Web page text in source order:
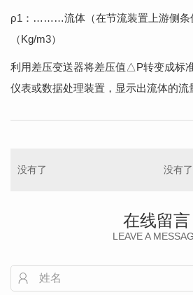
ρ1：………流体（在节流装置上游侧条
（Kg/m3）
利用差压变送器将差压值△P转变成标
仪表或数据处理装置，显示出流体的流
没有了 没有了
在线留言
LEAVE A